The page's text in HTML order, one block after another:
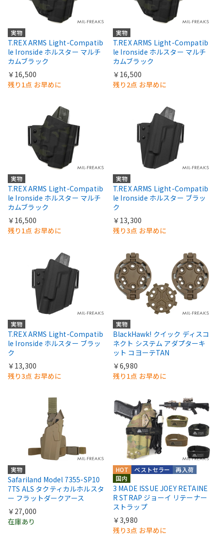
実物
T.REX ARMS Light-Compatib
le Ironside ホルスター マルチ
カムブラック
￥16,500
残り1点 お早めに
実物
T.REX ARMS Light-Compatib
le Ironside ホルスター マルチ
カムブラック
￥16,500
残り2点 お早めに
実物
T.REX ARMS Light-Compatib
le Ironside ホルスター マルチ
カムブラック
￥16,500
残り1点 お早めに
実物
T.REX ARMS Light-Compatib
le Ironside ホルスター ブラッ
ク
￥13,300
残り3点 お早めに
実物
T.REX ARMS Light-Compatib
le Ironside ホルスター ブラッ
ク
￥13,300
残り3点 お早めに
実物
BlackHawk! クイック ディスコ
ネクト システム アダプターキ
ット コヨーテTAN
￥6,980
残り1点 お早めに
実物
Safariland Model 7355-SP10
7TS ALS タクティカルホルスタ
ー フラットダークアース
￥27,000
在庫あり
HOT
再入荷
国内
ベストセラー
3 MADE ISSUE JOEY RETAINE
R STRAP ジョーイ リテーナー
ストラップ
￥3,980
残り3点 お早めに